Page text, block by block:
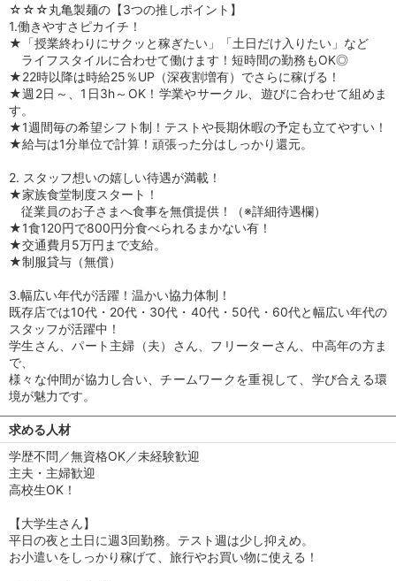
☆☆☆丸亀製麺の【3つの推しポイント】
1.働きやすさピカイチ！
★「授業終わりにサクッと稼ぎたい」「土日だけ入りたい」など
ライフスタイルに合わせて働けます！短時間の勤務もOK◎
★22時以降は時給25％UP（深夜割増有）でさらに稼げる！
★週2日～、1日3h～OK！学業やサークル、遊びに合わせて組めま
す。
★1週間毎の希望シフト制！テストや長期休暇の予定も立てやすい！
★給与は1分単位で計算！頑張った分はしっかり還元。
2. スタッフ想いの嬉しい待遇が満載！
★家族食堂制度スタート！
従業員のお子さまへ食事を無償提供！（※詳細待遇欄）
★1食120円で800円分食べられるまかない有！
★交通費月5万円まで支給。
★制服貸与（無償）
3.幅広い年代が活躍！温かい協力体制！
既存店では10代・20代・30代・40代・50代・60代と幅広い年代の
スタッフが活躍中！
学生さん、パート主婦（夫）さん、フリーターさん、中高年の方ま
で、
様々な仲間が協力し合い、チームワークを重視して、学び合える環
境が魅力です。
求める人材
学歴不問／無資格OK／未経験歓迎
主夫・主婦歓迎
高校生OK！
【大学生さん】
平日の夜と土日に週3回勤務。テスト週は少し抑えめ。
お小遣いをしっかり稼げて、旅行やお買い物に使える！